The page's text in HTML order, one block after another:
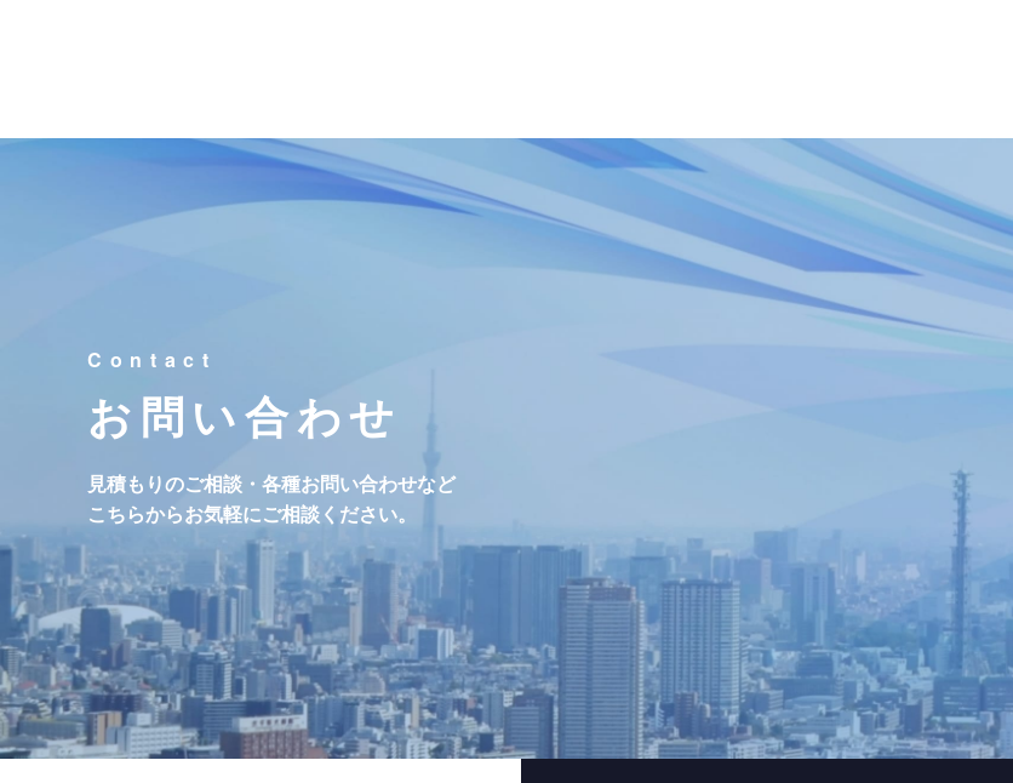
お問い合わせ
見積もりのご相談・各種お問い合わせなど
こちらからお気軽にご相談ください。